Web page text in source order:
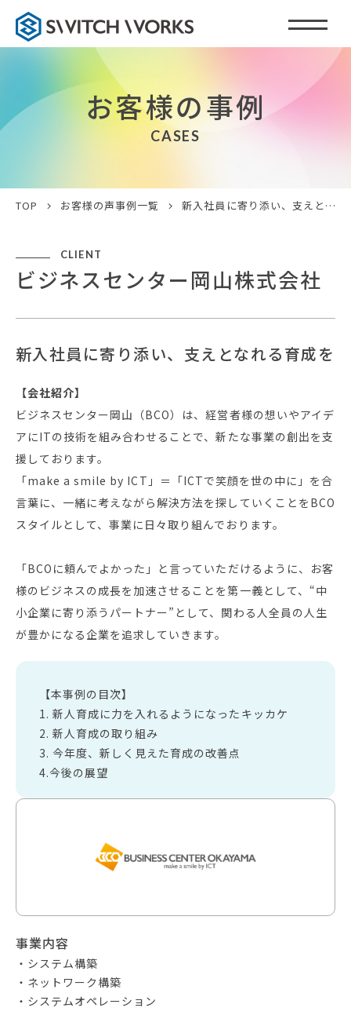
お客様の事例
CASES
TOP お客様の声事例一覧 新入社員に寄り添い、支えとなれる育成を
CLIENT
ビジネスセンター岡山株式会社
新入社員に寄り添い、支えとなれる育成を
【会社紹介】
ビジネスセンター岡山（BCO）は、経営者様の想いやアイデ
アにITの技術を組み合わせることで、新たな事業の創出を支
援しております。
「make a smile by ICT」＝「ICTで笑顔を世の中に」を合
言葉に、一緒に考えながら解決方法を探していくことをBCO
スタイルとして、事業に日々取り組んでおります。
「BCOに頼んでよかった」と言っていただけるように、お客
様のビジネスの成長を加速させることを第一義として、“中
小企業に寄り添うパートナー”として、関わる人全員の人生
が豊かになる企業を追求していきます。
【本事例の目次】
1. 新人育成に力を入れるようになったキッカケ
2. 新人育成の取り組み
3. 今年度、新しく見えた育成の改善点
4.今後の展望
事業内容
・システム構築
・ネットワーク構築
・システムオペレーション